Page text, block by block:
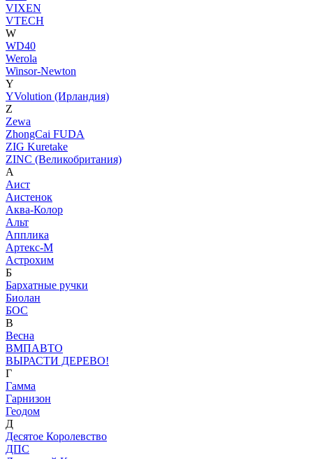
VIXEN
VTECH
W
WD40
Werola
Winsor-Newton
Y
YVolution (Ирландия)
Z
Zewa
ZhongCai FUDA
ZIG Kuretake
ZINC (Великобритания)
А
Аист
Аистенок
Аква-Колор
Альт
Апплика
Артекс-М
Астрохим
Б
Бархатные ручки
Биолан
БОС
В
Весна
ВМПАВТО
ВЫРАСТИ ДЕРЕВО!
Г
Гамма
Гарнизон
Геодом
Д
Десятое Королевство
ДПС